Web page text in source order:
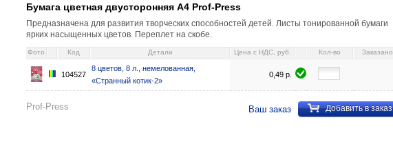
Бумага цветная двусторонняя А4 Prof-Press
Предназначена для развития творческих способностей детей. Листы тонированной бумаги
ярких насыщенных цветов. Переплет на скобе.
Фото Код Детали Цена c НДС, руб. Кол-во Заказано
104527
8 цветов, 8 л., немелованная,
«Странный котик-2»
0,49 р.
Prof-Press Ваш заказ Добавить в заказ